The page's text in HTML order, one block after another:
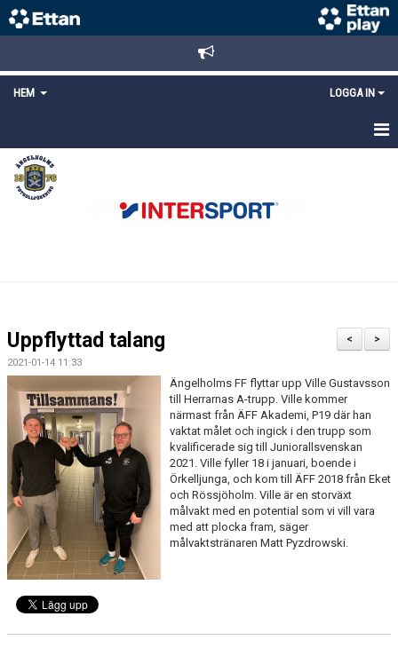
HEM LOGGA IN
STARTSIDA
NYHETER
LÄNKAR
MEDLEMS OCH TRÄNINGSAVGIFTER
>
<
Uppflyttad talang
2021-01-14 11:33
Ängelholms FF flyttar upp Ville Gustavsson
till Herrarnas A-trupp. Ville kommer
närmast från ÄFF Akademi, P19 där han
vaktat målet och ingick i den trupp som
kvalificerade sig till Juniorallsvenskan
2021. Ville fyller 18 i januari, boende i
Örkelljunga, och kom till ÄFF 2018 från Eket
och Rössjöholm. Ville är en storväxt
målvakt med en potential som vi vill vara
med att plocka fram, säger
målvaktstränaren Matt Pyzdrowski.